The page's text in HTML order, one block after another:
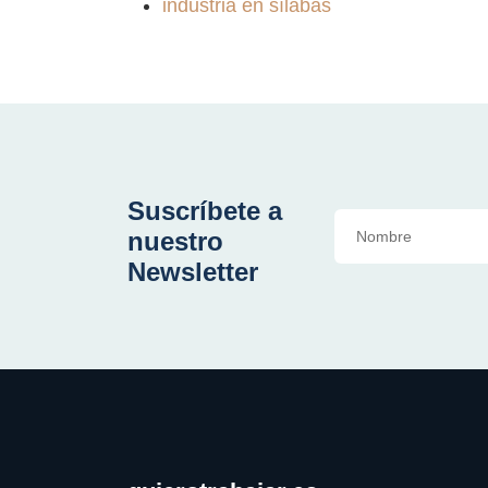
industria en sílabas
Suscríbete a
nuestro
Newsletter